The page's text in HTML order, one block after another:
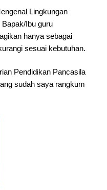
Lingkungan
Ibu guru
hanya sebagai
sesuai kebutuhan.
Pendidikan Pancasila
sudah saya rangkum